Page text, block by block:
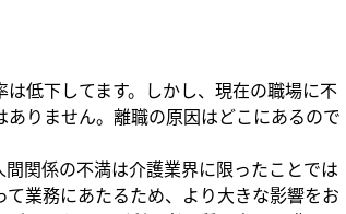
低下してます。しかし、現在の職場に不
りません。離職の原因はどこにあるので
関係の不満は介護業界に限ったことでは
業務にあたるため、より大きな影響をお